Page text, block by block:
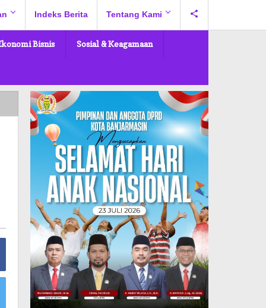
Indeks Berita Tentang Kami
Bisnis Sosial & Keagamaan